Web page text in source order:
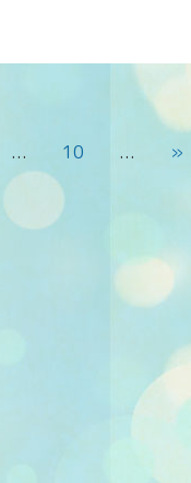
... 10 ... »